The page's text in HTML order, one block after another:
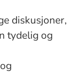
diskusjoner,
tydelig og